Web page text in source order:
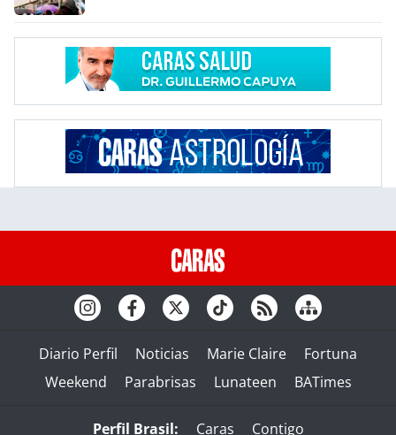
Diario Perfil Noticias Marie Claire
Fortuna
Weekend
Parabrisas Lunateen BATimes
Perfil Brasil: Caras Contigo